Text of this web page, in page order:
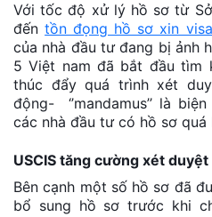
Với tốc độ xử lý hồ sơ từ
đếntồn đọng hồ sơ xin
của nhà đầu tư đang bị ảnh
5 Việt nam đã bắt đầu tìm
thúc đẩy quá trình xét
động- ‘’mandamus’’ là
các nhà đầu tư có hồ sơ
USCIS tăng cường xét
Bên cạnh một số hồ sơ đã
bổ sung hồ sơ trước khi